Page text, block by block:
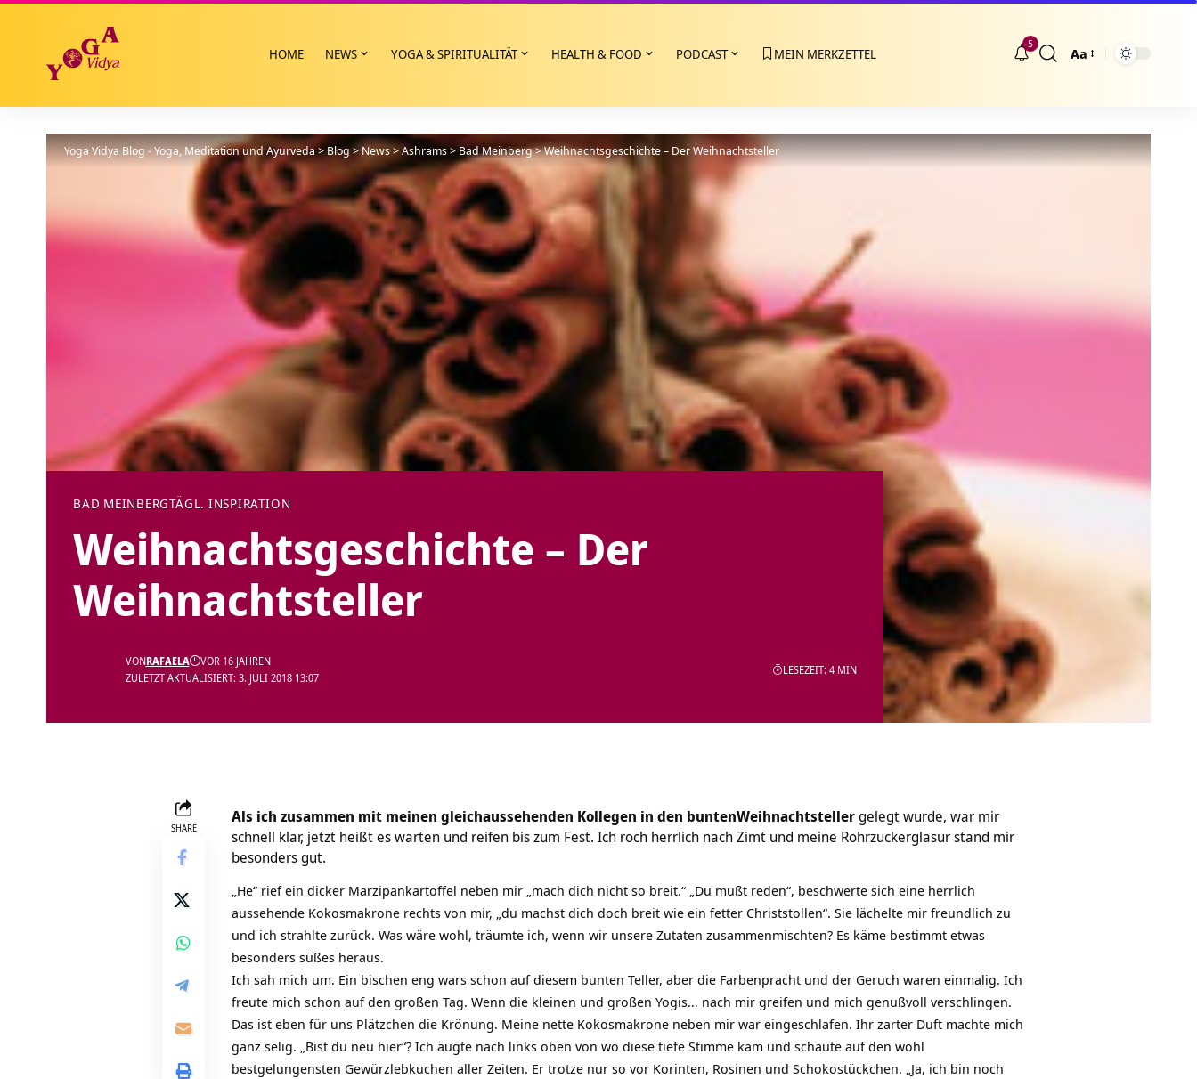
HOME NEWS YOGA & SPIRITUALITÄT HEALTH & FOOD PODCAST MEIN MERKZETTEL
5
Größenänderung
Aa
Yoga Vidya Blog - Yoga, Meditation und Ayurveda>Blog>News>Ashrams>Bad Meinberg>Weihnachtsgeschichte – Der Weihnachtsteller
BAD MEINBERGTÄGL. INSPIRATION
Weihnachtsgeschichte – Der
Weihnachtsteller
ZULETZT AKTUALISIERT: 3. JULI 2018 13:07
VONRAFAELA VOR 16 JAHREN
LESEZEIT: 4 MIN
SHARE
Als ich zusammen mit meinen gleichaussehenden Kollegen in den buntenWeihnachtstellergelegt wurde, war mir
schnell klar, jetzt heißt es warten und reifen bis zum Fest. Ich roch herrlich nach Zimt und meine Rohrzuckerglasur stand mir
besonders gut.
„He“ rief ein dicker Marzipankartoffel neben mir „mach dich nicht so breit.“ „Du mußt reden“, beschwerte sich eine herrlich
aussehende Kokosmakrone rechts von mir, „du machst dich doch breit wie ein fetter Christstollen“. Sie lächelte mir freundlich zu
und ich strahlte zurück. Was wäre wohl, träumte ich, wenn wir unsere Zutaten zusammenmischten? Es käme bestimmt etwas
besonders süßes heraus.
Ich sah mich um. Ein bischen eng wars schon auf diesem bunten Teller, aber die Farbenpracht und der Geruch waren einmalig. Ich
freute mich schon auf den großen Tag. Wenn die kleinen und großen Yogis… nach mir greifen und mich genußvoll verschlingen.
Das ist eben für uns Plätzchen die Krönung. Meine nette Kokosmakrone neben mir war eingeschlafen. Ihr zarter Duft machte mich
ganz selig. „Bist du neu hier“? Ich äugte nach links oben von wo diese tiefe Stimme kam und schaute auf den wohl
bestgelungensten Gewürzlebkuchen aller Zeiten. Er trotze nur so vor Korinten, Rosinen und Schokostückchen. „Ja, ich bin noch